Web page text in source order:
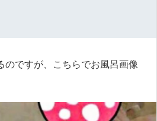
のですが、こちらでお風呂画像